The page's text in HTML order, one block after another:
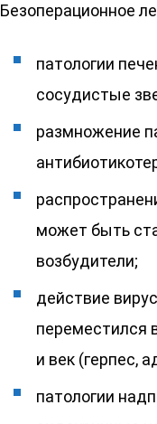
Безоперационное
патологии
сосудистые
размножение
может быть
возбудители;
действие
переместился
и век (герпес,
патологии